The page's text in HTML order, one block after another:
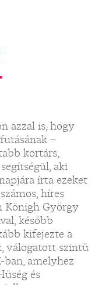
azzal is, hogy
–
kortárs,
aki
írta ezeket
híres
Königh György
később
kifejezte a
válogatott szintű
amelyhez
és